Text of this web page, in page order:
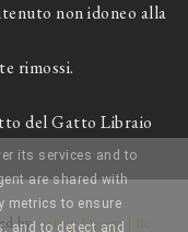
non idoneo alla
rimossi.
del Gatto Libraio
byCatnip Design | Be
its services and to
are shared with
metrics to ensure
and to detect and